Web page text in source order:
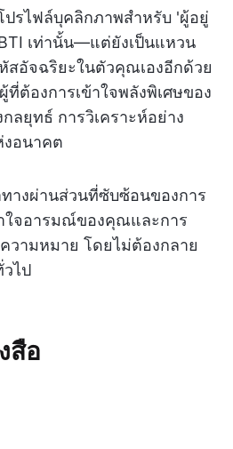
ปรไฟล์บุคลิกภาพสำหรับ 'ผู้อยู่
เท่านั้น—แต่ยังเป็นแหวน
สอัจฉริยะในตัวคุณเองอีกด้วย
ที่ต้องการเข้าใจพลังพิเศษของ
กลยุทธ์ การวิเคราะห์อย่าง
อนาคต
างผ่านส่วนที่ซับซ้อนของการ
าใจอารมณ์ของคุณและการ
วามหมาย โดยไม่ต้องกลาย
ไป
สือ